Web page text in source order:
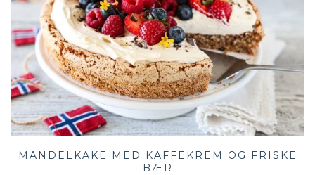
MANDELKAKE MED KAFFEKREM OG FRISKE
BÆR